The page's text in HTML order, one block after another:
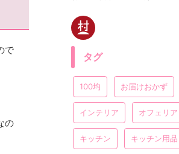
で
の
タグ
100均 お届けおかず
インテリア オフェリア
キッチン キッチン用品